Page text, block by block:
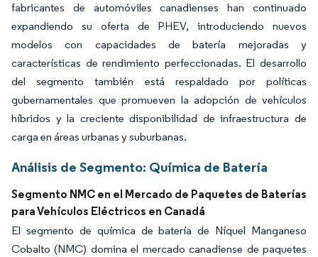
fabricantes de automóviles canadienses han continuado
expandiendo su oferta de PHEV, introduciendo nuevos
modelos con capacidades de batería mejoradas y
características de rendimiento perfeccionadas. El desarrollo
del segmento también está respaldado por políticas
gubernamentales que promueven la adopción de vehículos
híbridos y la creciente disponibilidad de infraestructura de
carga en áreas urbanas y suburbanas.
Análisis de Segmento: Química de Batería
Segmento NMC en el Mercado de Paquetes de Baterías
para Vehículos Eléctricos en Canadá
El segmento de química de batería de Níquel Manganeso
Cobalto (NMC) domina el mercado canadiense de paquetes